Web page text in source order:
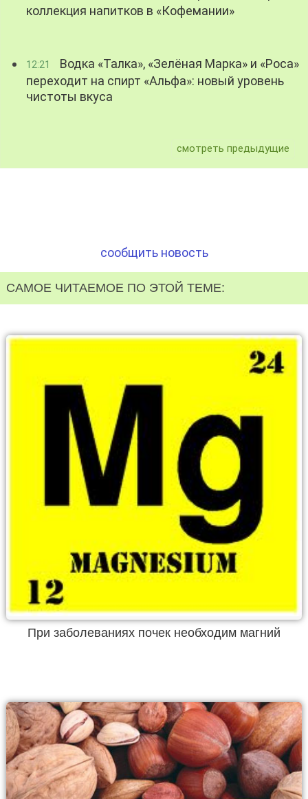
коллекция напитков в «Кофемании»
12:21
Водка «Талка», «Зелёная Марка» и «Роса»
переходит на спирт «Альфа»: новый уровень
чистоты вкуса
смотреть предыдущие
сообщить новость
САМОЕ ЧИТАЕМОЕ ПО ЭТОЙ ТЕМЕ:
При заболеваниях почек необходим магний